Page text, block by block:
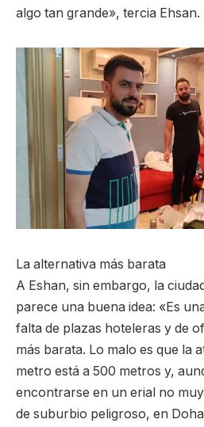
algo tan grande», tercia Ehsan.
La alternativa más barata
A Eshan, sin embargo, la
parece una buena idea: «Es
falta de plazas hoteleras y de
más barata. Lo malo es que la
metro está a 500 metros y,
encontrarse en un erial no
de suburbio peligroso, en